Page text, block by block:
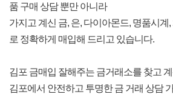
품 구매 상담 뿐만 아니라
가지고 계신 금, 은, 다이아몬드, 명품시계
로 정확하게 매입해 드리고 있습니다.
김포 금매입 잘해주는 금거래소를 찾고
김포에서 안전하고 투명한 금 거래 상담